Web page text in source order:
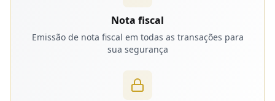
Nota fiscal
Emissão de nota fiscal em todas as transações para
sua segurança